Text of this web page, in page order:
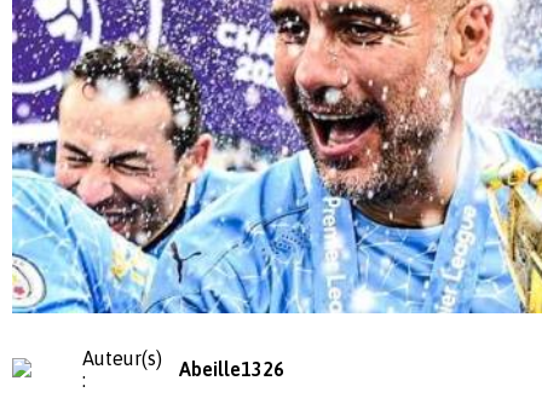
Auteur(s)
:
Abeille1326